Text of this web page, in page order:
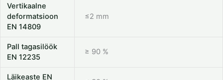
Vertikaalne
deformatsioon
EN 14809
≤2 mm
Pall tagasilöök
EN 12235
≥ 90 %
Läikeaste EN